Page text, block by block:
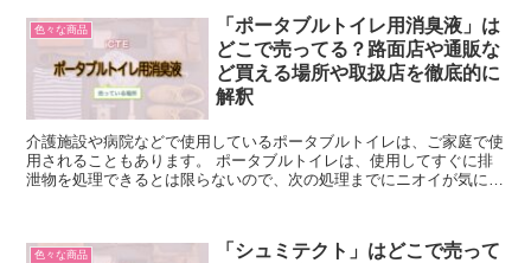
色々な商品
「ポータブルトイレ用消臭液」は
どこで売ってる？路面店や通販な
ど買える場所や取扱店を徹底的に
解釈
介護施設や病院などで使用しているポータブルトイレは、ご家庭で使
用されることもあります。 ポータブルトイレは、使用してすぐに排
泄物を処理できるとは限らないので、次の処理までにニオイが気にな
色々な商品
「シュミテクト」はどこで売って